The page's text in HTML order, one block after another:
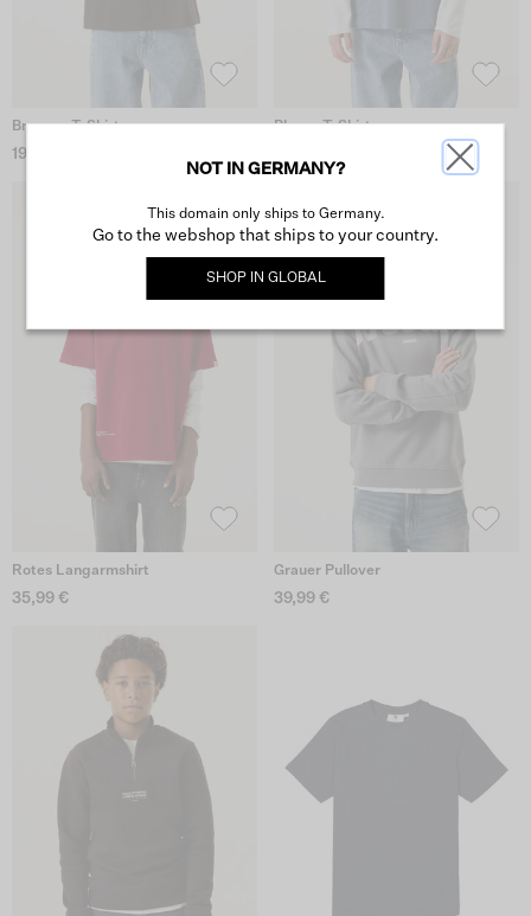
Braunes T-Shirt
19,99 €
Blaues T-Shirt
Rotes Langarmshirt
35,99 €
Grauer Pullover
39,99 €
NOT IN GERMANY?
This domain only ships to Germany.
Go to the webshop that ships to your country.
SHOP IN GLOBAL